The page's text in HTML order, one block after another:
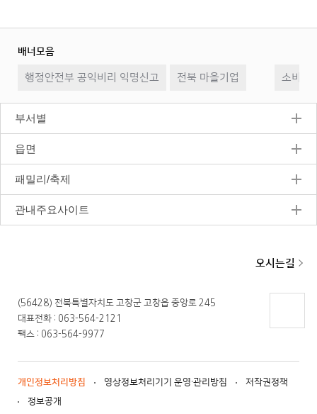
배너모음
시
지
음
행정안전부 공익비리 익명신고 전북 마을기업 소비자
부서별
읍면
패밀리/축제
관내주요사이트
(56428) 전북특별자치도 고창군 고창읍 중앙로 245
대표전화 : 063-564-2121
팩스 : 063-564-9977
개인정보처리방침 영상정보처리기기 운영·관리방침
저작권정책
정보공개
오시는길